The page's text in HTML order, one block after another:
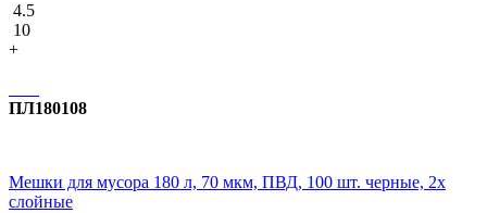
4.5
10
+
ПЛ180108
Мешки для мусора 180 л, 70 мкм, ПВД, 100 шт. черные, 2х
слойные